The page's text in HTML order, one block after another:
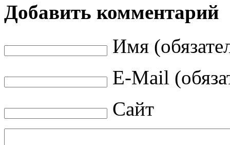
Добавить комментарий
Имя
E-Mail
Сайт